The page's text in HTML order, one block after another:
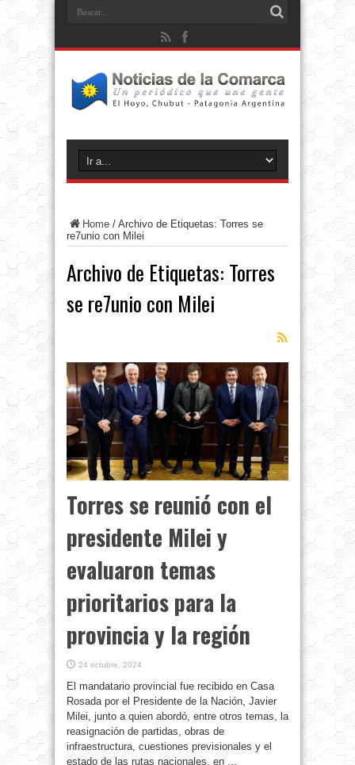
Home / Archivo de Etiquetas: Torres se
re7unio con Milei
Archivo de Etiquetas: Torres
se re7unio con Milei
Torres se reunió con el
presidente Milei y
evaluaron temas
prioritarios para la
provincia y la región
24 octubre, 2024
El mandatario provincial fue recibido en Casa
Rosada por el Presidente de la Nación, Javier
Milei, junto a quien abordó, entre otros temas, la
reasignación de partidas, obras de
infraestructura, cuestiones previsionales y el
estado de las rutas nacionales, en ...